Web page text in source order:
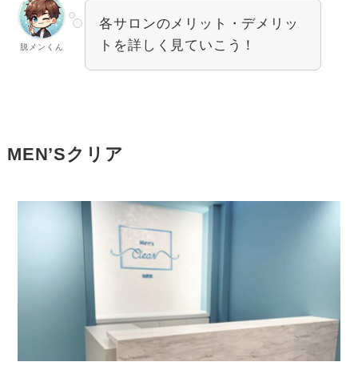
脱メンくん
各サロンのメリット・デメリッ
トを詳しく見ていこう！
MEN’Sクリア